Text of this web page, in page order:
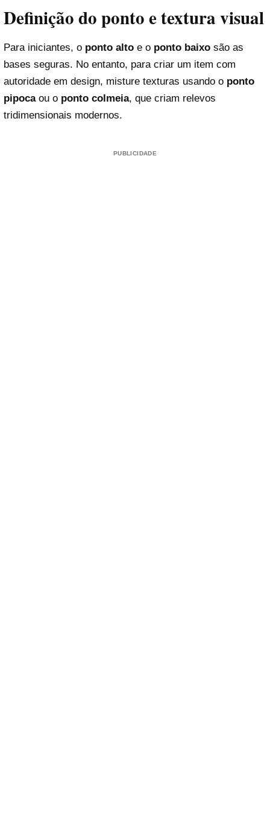
Definição do ponto e textura visual
Para iniciantes, o ponto alto e o ponto baixo são as
bases seguras. No entanto, para criar um item com
autoridade em design, misture texturas usando o ponto
pipocaou o ponto colmeia, que criam relevos
tridimensionais modernos.
PUBLICIDADE